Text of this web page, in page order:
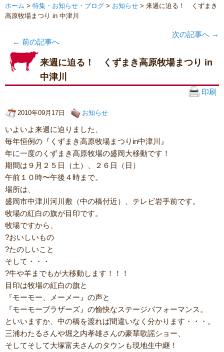
ホーム > 特集・お知らせ・ブログ > お知らせ > 来週に迫る！ くずまき
高原牧場まつり in 中津川
← 前の記事へ
次の記事へ →
来週に迫る！ くずまき高原牧場まつり in
中津川
印刷
2010年09月17日 お知らせ
いよいよ来週に迫りました、
毎年恒例の『くずまき高原牧場まつりin中津川』
年に一度のくずまき高原牧場の盛岡大移動です！
期間は９月２５日（土）、２６日（日）
午前１０時〜午後４時まで。
場所は、
盛岡市中津川河川敷（中の橋付近）、テレビ岩手前です。
牧場の紅白の旗が目印です。
牧場ですから、
?おいしいもの
?たのしいこと
そして・・・
?牛や羊までもが大移動します！！！
目印は牧場の紅白の旗と
『モーモー、メーメー』の声と
『モーモーブラザーズ』の愉快なステージパフォーマンス。
といいますか、中の橋を渡れば間違いなく分かります・・・。
三浦わたるさんや堀之内孝雄さんの豪華歌謡ショー、
そしてそして大塚富夫さんのタウンも現地生中継！